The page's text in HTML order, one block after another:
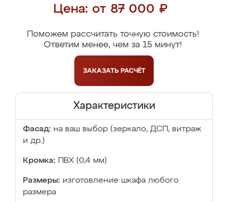
Цена: от 87 000 ₽
Поможем рассчитать точную стоимость!
Ответим менее, чем за 15 минут!
ЗАКАЗАТЬ РАСЧЁТ
Характеристики
Фасад: на ваш выбор (зеркало, ДСП, витраж
и др.)
Кромка: ПВХ (0,4 мм)
Размеры: изготовление шкафа любого
размера